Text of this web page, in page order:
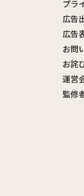
プラ
広告
広告
お問
お詫
運営
監修